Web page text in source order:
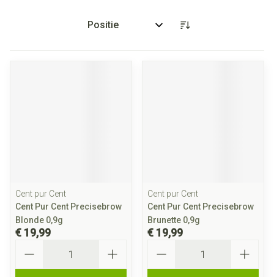
Sorteer op:
Cent pur Cent
Cent Pur Cent Precisebrow
Blonde 0,9g
€ 19,99
Cent pur Cent
Cent Pur Cent Precisebrow
Brunette 0,9g
€ 19,99